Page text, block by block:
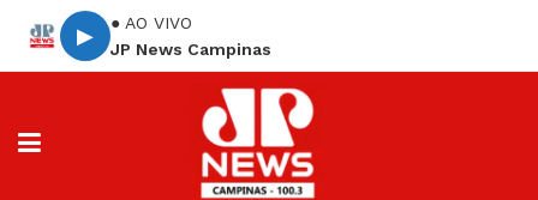
▶
● AO VIVO
JP News Campinas